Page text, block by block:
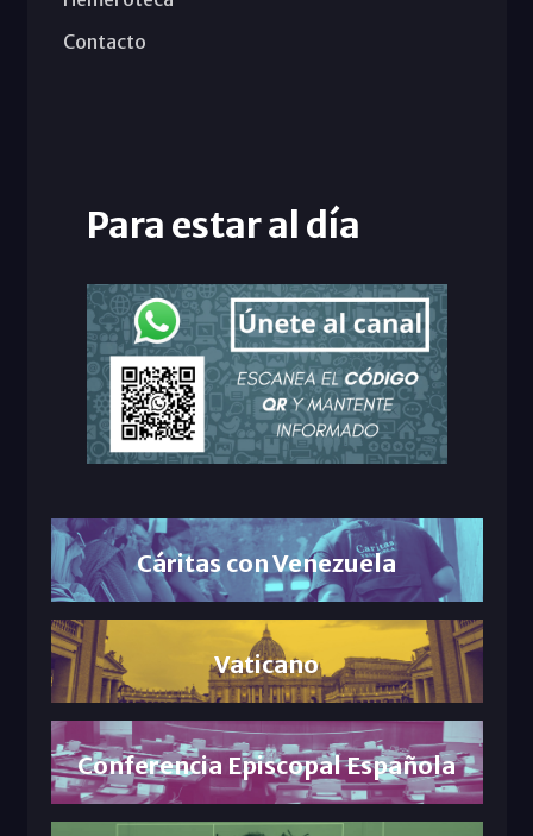
Contacto
Para estar al día
Cáritas con Venezuela
Vaticano
Conferencia Episcopal Española